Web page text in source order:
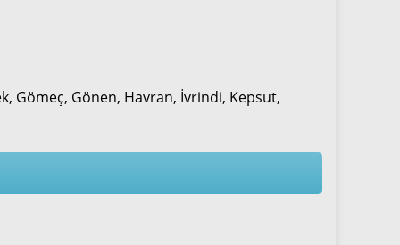
Gömeç, Gönen, Havran, İvrindi, Kepsut,